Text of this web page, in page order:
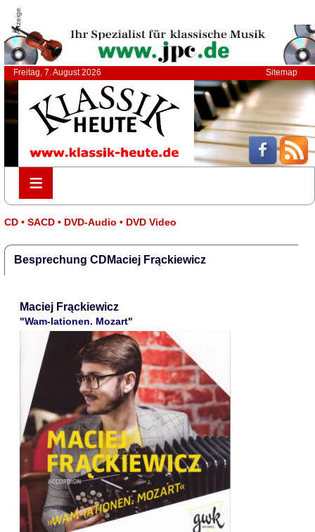
Anzeige
Freitag, 7. August 2026 Sitemap
≡
≡
CD • SACD • DVD-Audio • DVD Video
Besprechung CDMaciej Frąckiewicz
Maciej Frąckiewicz
"Wam-Iationen. Mozart"